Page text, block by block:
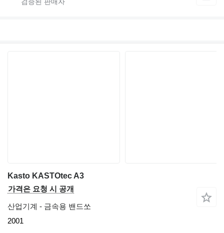
Kasto KASTOtec A3
가격은 요청 시 공개
산업기계 - 금속용 밴드쏘
2001